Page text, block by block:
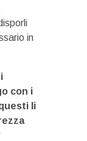
in
con i
li